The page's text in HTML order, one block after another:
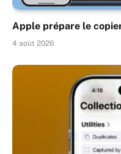
Apple prépare le
4 août 2026